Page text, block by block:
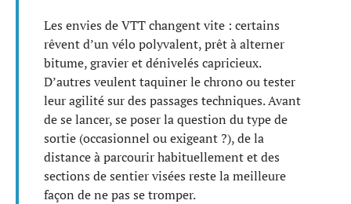
Les envies de VTT changent vite : certains
rêvent d’un vélo polyvalent, prêt à alterner
bitume, gravier et dénivelés capricieux.
D’autres veulent taquiner le chrono ou tester
leur agilité sur des passages techniques. Avant
de se lancer, se poser la question du type de
sortie (occasionnel ou exigeant ?), de la
distance à parcourir habituellement et des
sections de sentier visées reste la meilleure
façon de ne pas se tromper.